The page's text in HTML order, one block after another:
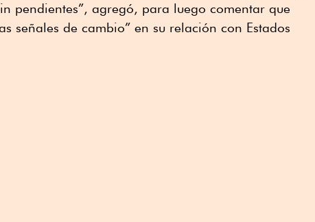
pendientes”, agregó, para luego comentar que
señales de cambio” en su relación con Estados